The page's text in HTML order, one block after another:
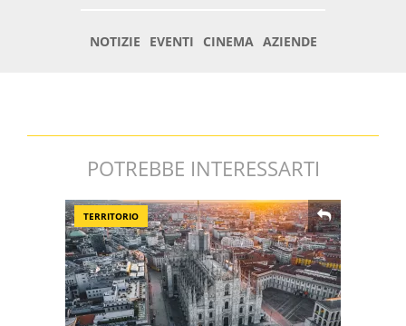
POTREBBE INTERESSARTI
TERRITORIO